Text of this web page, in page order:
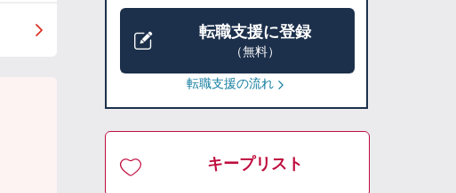
転職支援に登録
（無料）
転職支援の流れ
キープリスト